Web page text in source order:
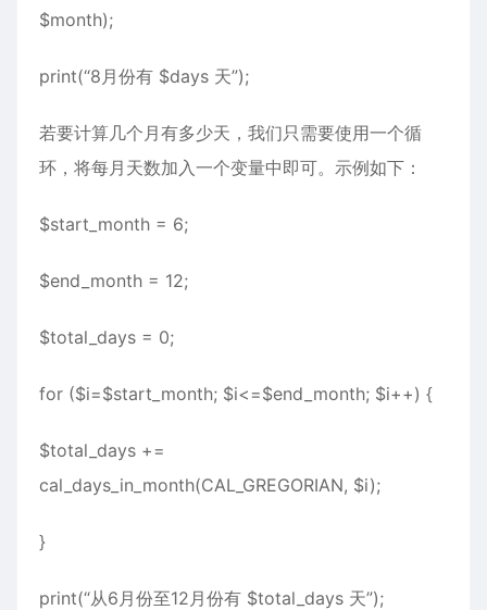
$month);
print(“8月份有 $days 天”);
若要计算几个月有多少天，我们只需要使用一个循
环，将每月天数加入一个变量中即可。示例如下：
$start_month = 6;
$end_month = 12;
$total_days = 0;
for ($i=$start_month; $i<=$end_month; $i++) {
$total_days +=
cal_days_in_month(CAL_GREGORIAN, $i);
}
print(“从6月份至12月份有 $total_days 天”);